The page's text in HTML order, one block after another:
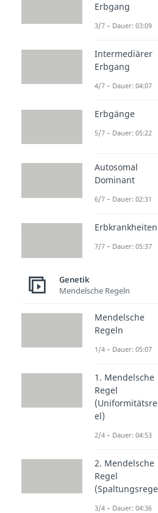
erreichen
Verletzungen
zur
Wenn sich
sie den
Interphase
Phasen
einer G0-
Phase. Sie
zwischen
Die M-Phase
der Zelle. Sie
gesamten Zelle
zusammen.
Erbgang
3/7 – Dauer: 03:09
Intermediärer
Erbgang
4/7 – Dauer: 04:07
Erbgänge
5/7 – Dauer: 05:22
Autosomal
Dominant
6/7 – Dauer: 02:31
Erbkrankheiten
7/7 – Dauer: 05:37
Genetik
Mendelsche Regeln
Mendelsche
Regeln
1/4 – Dauer: 05:07
1. Mendelsche
Regel
el)
2/4 – Dauer: 04:53
2. Mendelsche
Regel
3/4 – Dauer: 04:36